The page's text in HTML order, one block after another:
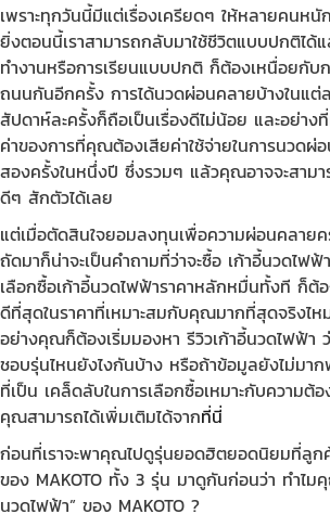
เพราะทุกวันนี้มีแต่เรื่องเครียดๆ ให้หลายคนห
ยิ่งตอนนี้เราสามารถกลับมาใช้ชีวิตแบบปกติได้แ
ทำงานหรือการเรียนแบบปกติ ก็ต้องเหนื่อยกับ
ถนนกันอีกครั้ง การได้นวดผ่อนคลายบ้างในแต่
สัปดาห์ละครั้งก็ถือเป็นเรื่องดีไม่น้อย และอย่าง
ค่าของการที่คุณต้องเสียค่าใช้จ่ายในการนวดผ่
สองครั้งในหนึ่งปี ซึ่งรวมๆ แล้วคุณอาจจะสามา
ดีๆ สักตัวได้เลย
แต่เมื่อตัดสินใจยอมลงทุนเพื่อความผ่อนคลาย
ถัดมาก็น่าจะเป็นคำถามที่ว่าจะซื้อ เก้าอี้นวดไฟฟ้
เลือกซื้อเก้าอี้นวดไฟฟ้าราคาหลักหมื่นทั้งที ก็ต้
ดีที่สุดในราคาที่เหมาะสมกับคุณมากที่สุดจริงไ
อย่างคุณก็ต้องเริ่มมองหา รีวิวเก้าอี้นวดไฟฟ้
ชอบรุ่นไหนยังไงกันบ้าง หรือถ้าข้อมูลยังไม่มา
ที่เป็น เคล็ดลับในการเลือกซื้อเหมาะกับความต้
คุณสามารถได้เพิ่มเติมได้จากที่นี่
ก่อนที่เราจะพาคุณไปดูรุ่นยอดฮิตยอดนิยมที่ลูก
ของ MAKOTO ทั้ง 3 รุ่น มาดูกันก่อนว่า ทำไม
นวดไฟฟ้า” ของ MAKOTO ?